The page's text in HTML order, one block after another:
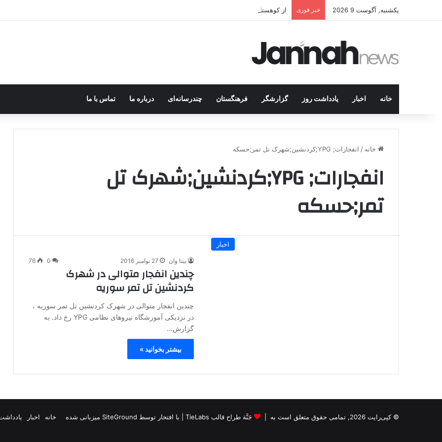
یکشنبه, آگوست 9 2026 خبر فوری از کوهستان تا میز مذاکره؛ پژاک یک‌شبه «دموکرات» شد!
خانه اخبار یادداشت روز گزارشگر فرهنگستان چندرسانه‌ای درباره ما تماس با ما
خانه / انفجارات; YPG;کردنشین;شهرک تل تمر;حسکه
انفجارات; YPG;کردنشین;شهرک تل
تمر;حسکه
اخبار
بیتا وان 27 نوامبر 2016 0
76
چندین انفجار متوالی در شهرک
کردنشین تل تمر سوریه
چندین انفجار متوالی در شهرک کردنشین تل تمر سوریه ،
در نزدیکی آموزشگاه نیروهای نظامی YPG رخ داد. به
گزارش…
بیشتر بخوانید »
© کپی‌رایت 2026, تمامی حقوق متعلق است به | جَنَّة طراح قالب TieLabs | با افتخار توسط SiteGround میزبانی شده خانه اخبار